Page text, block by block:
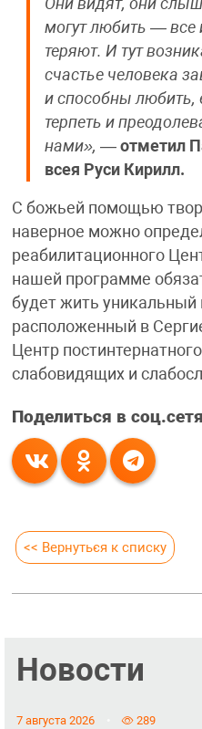
Они видят, они
могут любить — все
теряют. И тут
счастье человека
и способны
терпеть и
нами», — отметил
всея Руси Кирилл.
С божьей помощью
наверное можно
реабилитационного
нашей программе
будет жить уникальный
расположенный в
Центр
слабовидящих и
Поделиться в
<< Вернуться к списку
Новости
7 августа 2026 289